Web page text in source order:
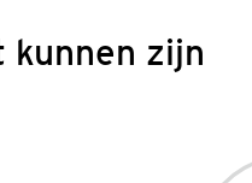
kunnen zijn